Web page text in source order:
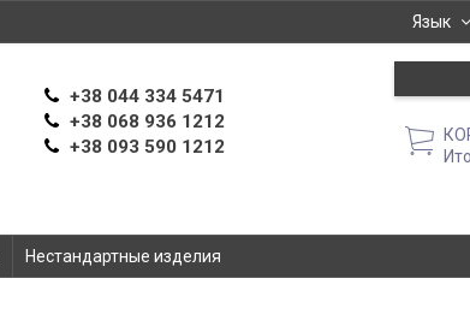
Язык
+38 044 334 5471
+38 068 936 1212
+38 093 590 1212
Нестандартные изделия